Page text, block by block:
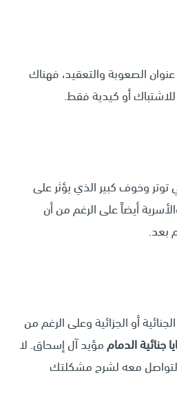
الصعوبة والتعقيد، فهناك
أو كيدية فقط.
وخوف كبير الذي يؤثر على
أيضاً على الرغم من أن
بعد.
أو الجزائية وعلى الرغم من
جنائية الدماممؤيد آل إسحاق. لا
معه لشرح مشكلتك